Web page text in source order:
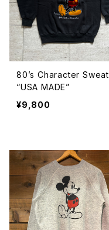
80’s Character Sweat
“USA MADE”
¥9,800